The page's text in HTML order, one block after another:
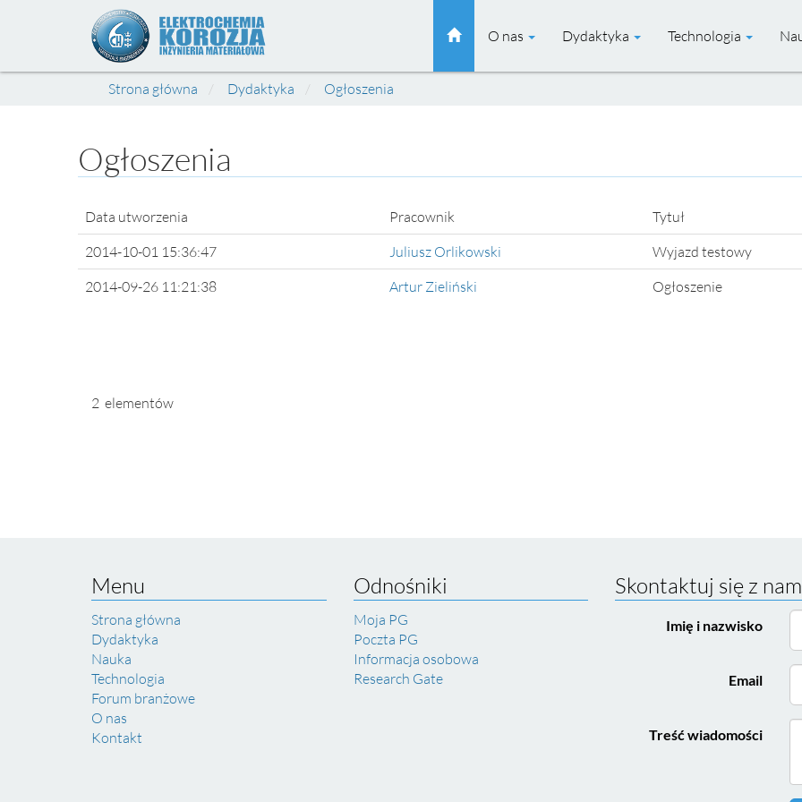
O nas Dydaktyka Technologia
Strona główna Dydaktyka Ogłoszenia
Ogłoszenia
Data utworzenia Pracownik
Tytuł
2014-10-01 15:36:47
Juliusz Orlikowski
Wyjazd testowy
2014-09-26 11:21:38
Artur Zieliński Ogłoszenie
2 elementów
Menu
Strona główna
Dydaktyka
Nauka
Technologia
Forum branżowe
O nas
Kontakt
Odnośniki
Moja PG
Poczta PG
Informacja osobowa
Research Gate
Skontaktuj się z
Imię i nazwisko
Email
Treść wiadomości